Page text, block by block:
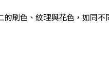
刷色、紋理與花色，如同